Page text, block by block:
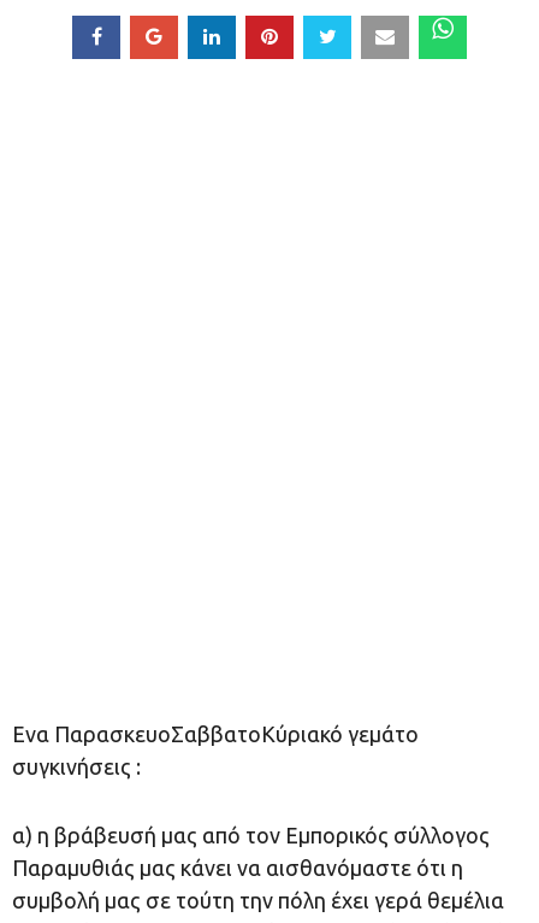
Ενα ΠαρασκευοΣαββατοΚύριακό γεμάτο
συγκινήσεις :
α) η βράβευσή μας από τον Εμπορικός σύλλογος
Παραμυθιάς μας κάνει να αισθανόμαστε ότι η
συμβολή μας σε τούτη την πόλη έχει γερά θεμέλια